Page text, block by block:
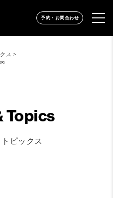
予約・お問合わせ
ス
Topics
ピックス